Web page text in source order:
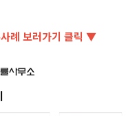
례 보러가기 클릭 ▼